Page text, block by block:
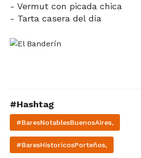
- Vermut con picada chica
- Tarta casera del día
#Hashtag
#BaresNotablesBuenosAires,
#BaresHistoricosPorteños,